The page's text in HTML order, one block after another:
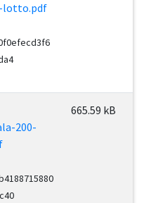
lotto.pdf
200-
665.59 kB